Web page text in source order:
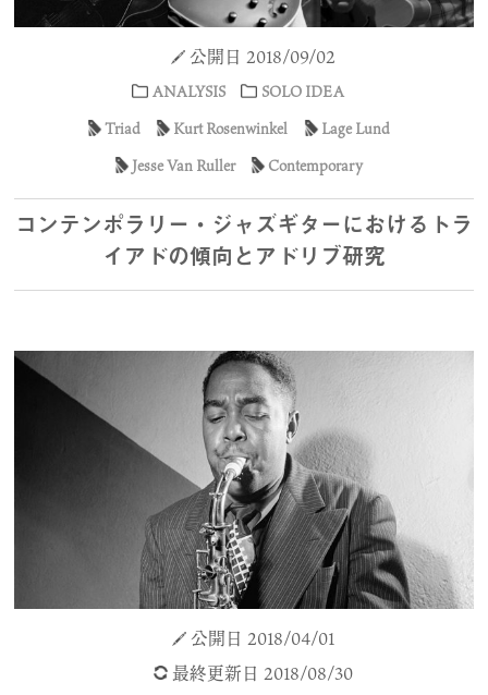
公開日 2018/09/02
ANALYSIS
SOLO IDEA
Triad
Kurt Rosenwinkel
Lage Lund
Jesse Van Ruller
Contemporary
コンテンポラリー・ジャズギターにおけるトラ
イアドの傾向とアドリブ研究
公開日 2018/04/01
最終更新日 2018/08/30